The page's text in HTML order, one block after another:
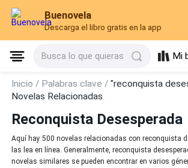
Buenovela
Descarga el libro gratis en la app
Busca lo que quieras Mi
Inicio / Palabras clave /"reconquista
Novelas Relacionadas
Reconquista Desesperada
Aquí hay 500 novelas relacionadas con reconquista
las lea en línea. Generalmente, reconquista
novelas similares se pueden encontrar en varios